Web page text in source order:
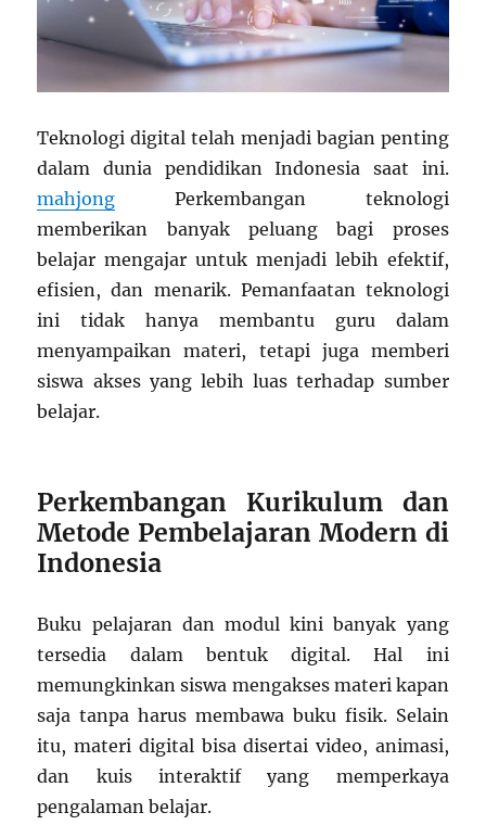
Teknologi digital telah menjadi bagian penting
dalam dunia pendidikan Indonesia saat ini.
mahjong Perkembangan teknologi
memberikan banyak peluang bagi proses
belajar mengajar untuk menjadi lebih efektif,
efisien, dan menarik. Pemanfaatan teknologi
ini tidak hanya membantu guru dalam
menyampaikan materi, tetapi juga memberi
siswa akses yang lebih luas terhadap sumber
belajar.
Perkembangan Kurikulum dan
Metode Pembelajaran Modern di
Indonesia
Buku pelajaran dan modul kini banyak yang
tersedia dalam bentuk digital. Hal ini
memungkinkan siswa mengakses materi kapan
saja tanpa harus membawa buku fisik. Selain
itu, materi digital bisa disertai video, animasi,
dan kuis interaktif yang memperkaya
pengalaman belajar.